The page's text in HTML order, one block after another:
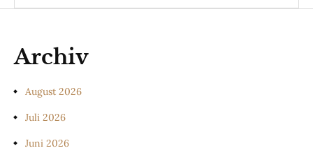
Archiv
August 2026
Juli 2026
Juni 2026